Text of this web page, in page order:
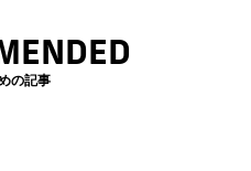
の記事